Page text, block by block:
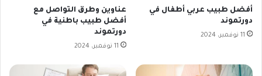
أفضل طبيب عربي أطفال في
دورتموند
11 نوفمبر، 2024
عناوين وطرق التواصل مع
أفضل طبيب باطنية في
دورتموند
11 نوفمبر، 2024